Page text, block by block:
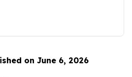
on June 6, 2026